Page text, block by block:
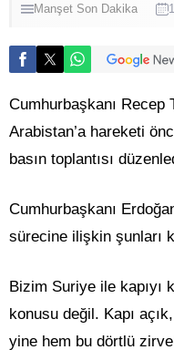
Manşet Son Dakika
Cumhurbaşkanı Recep
Arabistan’a hareketi
basın toplantısı
Cumhurbaşkanı
sürecine ilişkin şunları
Bizim Suriye ile kapıyı
konusu değil. Kapı
yine hem bu dörtlü